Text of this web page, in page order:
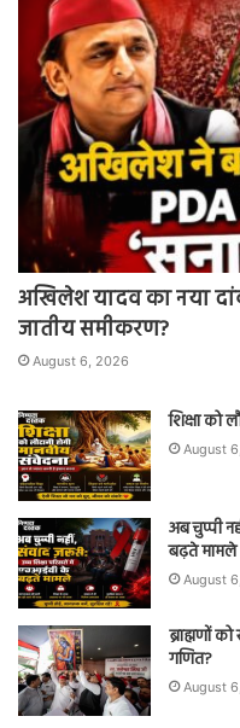
अखिलेश यादव का नया
जातीय समीकरण?
August 6, 2026
शिक्षा को
August
अब चुप्पी
बढ़ते मामले
August
ब्राह्मणों
गणित?
August